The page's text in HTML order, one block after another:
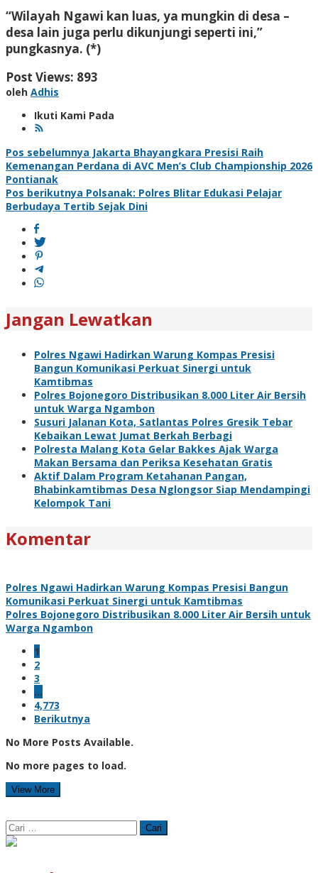
“Wilayah Ngawi kan luas, ya mungkin di desa –
desa lain juga perlu dikunjungi seperti ini,”
pungkasnya. (*)
Post Views: 893
oleh Adhis
Ikuti Kami Pada
Navigasi
pos
Pos sebelumnya Jakarta Bhayangkara Presisi Raih
Kemenangan Perdana di AVC Men’s Club Championship 2026
Pontianak
Pos berikutnya Polsanak: Polres Blitar Edukasi Pelajar
Berbudaya Tertib Sejak Dini
Jangan Lewatkan
Polres Ngawi Hadirkan Warung Kompas Presisi
Bangun Komunikasi Perkuat Sinergi untuk
Kamtibmas
Polres Bojonegoro Distribusikan 8.000 Liter Air Bersih
untuk Warga Ngambon
Susuri Jalanan Kota, Satlantas Polres Gresik Tebar
Kebaikan Lewat Jumat Berkah Berbagi
Polresta Malang Kota Gelar Bakkes Ajak Warga
Makan Bersama dan Periksa Kesehatan Gratis
Aktif Dalam Program Ketahanan Pangan,
Bhabinkamtibmas Desa Nglongsor Siap Mendampingi
Kelompok Tani
Komentar
Polres Ngawi Hadirkan Warung Kompas Presisi Bangun
Komunikasi Perkuat Sinergi untuk Kamtibmas
Polres Bojonegoro Distribusikan 8.000 Liter Air Bersih untuk
Warga Ngambon
1
2
3
…
4,773
Berikutnya
No More Posts Available.
No more pages to load.
View More
Cari
untuk: